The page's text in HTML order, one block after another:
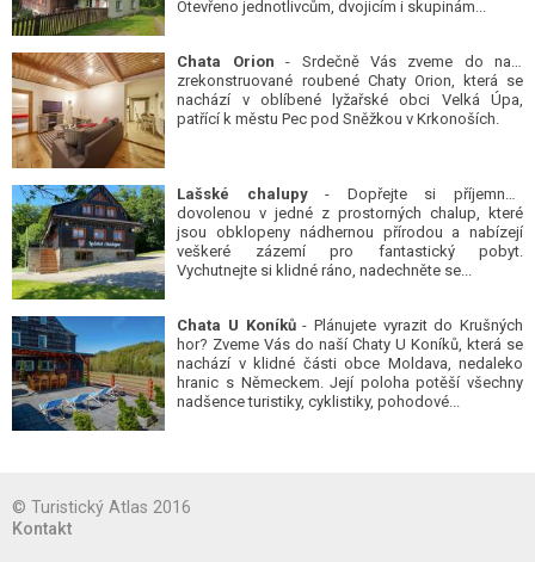
Otevřeno jednotlivcům, dvojicím i skupinám...
Chata Orion - Srdečně Vás zveme do naší
zrekonstruované roubené Chaty Orion, která se
nachází v oblíbené lyžařské obci Velká Úpa,
patřící k městu Pec pod Sněžkou v Krkonoších.
Lašské chalupy- Dopřejte si příjemnou
dovolenou v jedné z prostorných chalup, které
jsou obklopeny nádhernou přírodou a nabízejí
veškeré zázemí pro fantastický pobyt.
Vychutnejte si klidné ráno, nadechněte se...
Chata U Koníků- Plánujete vyrazit do Krušných
hor? Zveme Vás do naší Chaty U Koníků, která se
nachází v klidné části obce Moldava, nedaleko
hranic s Německem. Její poloha potěší všechny
nadšence turistiky, cyklistiky, pohodové...
© Turistický Atlas 2016
Kontakt